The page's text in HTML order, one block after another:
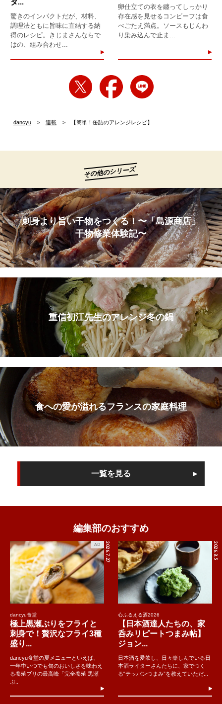
タ...
驚きのインパクトだが、材料、
調理法ともに旨味に直結する納
得のレシピ。きじまさんならで
はの、組み合わせ...
卵仕立ての衣を纏ってしっかり
存在感を見せるコンビーフは食
べごたえ満点。ソースもじんわ
り染み込んで止ま...
dancyu 連載 【簡単！缶詰のアレンジレシピ】
その他のシリーズ
刺身より旨い干物をつくる！〜「島源商店」
干物修業体験記〜
重信初江先生のアレンジ冬の鍋
食への愛が溢れるフランスの家庭料理
一覧を見る
編集部のおすすめ
2026.7.27
AD
dancyu食堂
極上黒瀬ぶりをフライと
刺身で！贅沢なフライ3種
盛り...
dancyu食堂の夏メニューといえば、
一年中いつでも旬のおいしさを味わえ
る養殖ブリの最高峰「完全養殖 黒瀬
ぶ..
2026.8.5
心ふるえる酒2026
【日本酒達人たちの、家
呑みリピートつまみ帖】
ジョン...
日本酒を愛飲し、日々楽しんでいる日
本酒ライターさんたちに、家でつく
る“テッパンつまみ”を教えていただ...